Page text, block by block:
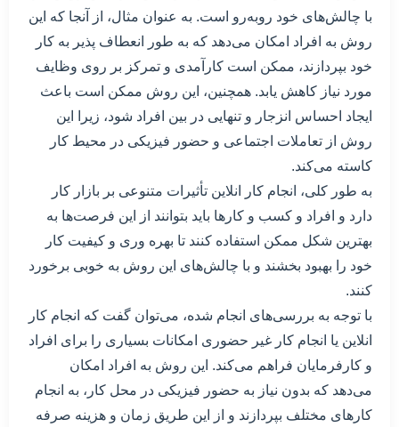
با چالش‌های خود روبه‌رو است. به عنوان مثال، از آنجا که این
روش به افراد امکان می‌دهد که به طور انعطاف پذیر به کار
خود بپردازند، ممکن است کارآمدی و تمرکز بر روی وظایف
مورد نیاز کاهش یابد. همچنین، این روش ممکن است باعث
ایجاد احساس انزجار و تنهایی در بین افراد شود، زیرا این
روش از تعاملات اجتماعی و حضور فیزیکی در محیط کار
کاسته می‌کند.
به طور کلی، انجام کار انلاین تأثیرات متنوعی بر بازار کار
دارد و افراد و کسب و کارها باید بتوانند از این فرصت‌ها به
بهترین شکل ممکن استفاده کنند تا بهره وری و کیفیت کار
خود را بهبود بخشند و با چالش‌های این روش به خوبی برخورد
کنند.
با توجه به بررسی‌های انجام شده، می‌توان گفت که انجام کار
انلاین یا انجام کار غیر حضوری امکانات بسیاری را برای افراد
و کارفرمایان فراهم می‌کند. این روش به افراد امکان
می‌دهد که بدون نیاز به حضور فیزیکی در محل کار، به انجام
کارهای مختلف بپردازند و از این طریق زمان و هزینه صرفه